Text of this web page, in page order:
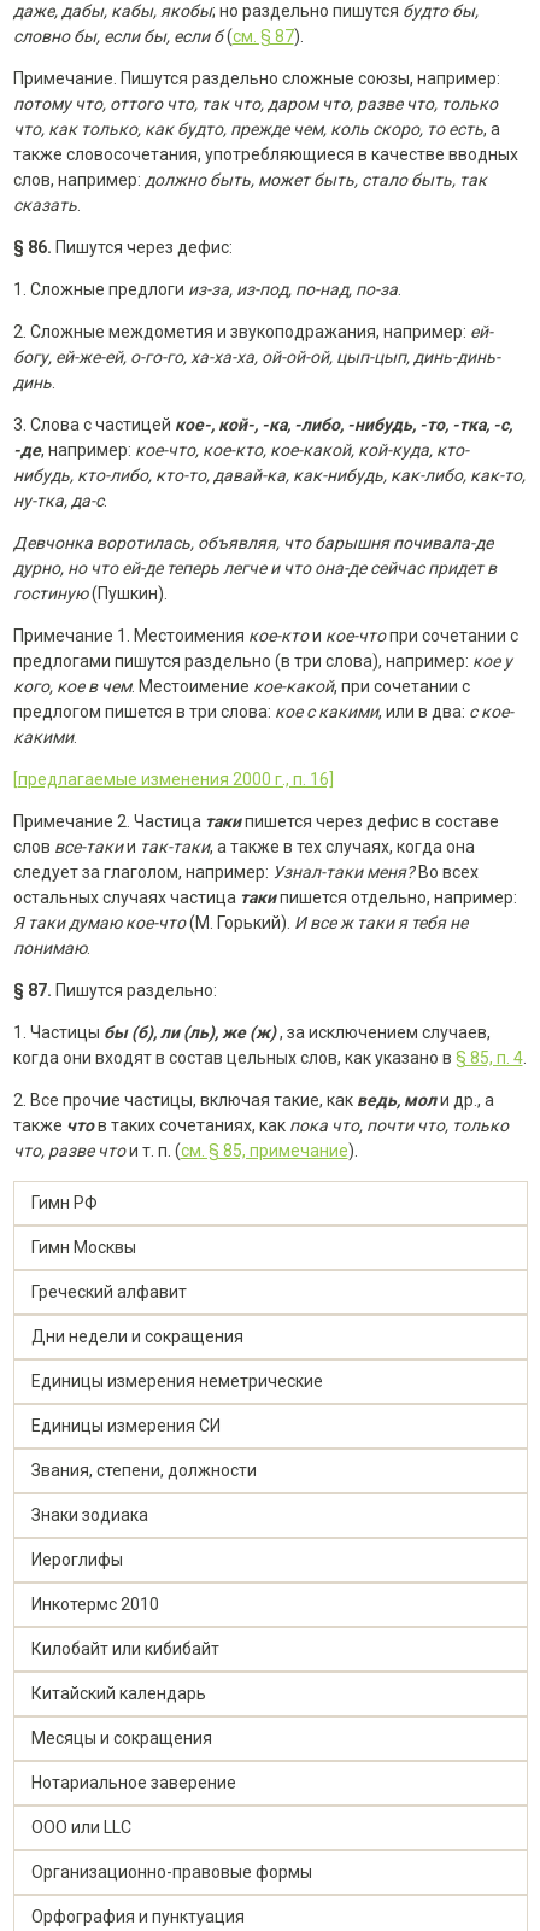
даже, дабы, кабы, якобы; но раздельно пишутся будто бы,
словно бы, если бы, если б(см. § 87).
Примечание. Пишутся раздельно сложные союзы, например:
потому что, оттого что, так что, даром что, разве что, только
что, как только, как будто, прежде чем, коль скоро, то есть, а
также словосочетания, употребляющиеся в качестве вводных
слов, например: должно быть, может быть, стало быть, так
сказать.
§ 86. Пишутся через дефис:
1. Сложные предлоги из-за, из-под, по-над, по-за.
2. Сложные междометия и звукоподражания, например: ей-
богу, ей-же-ей, о-го-го, ха-ха-ха, ой-ой-oй, цып-цып, динь-динь-
динь.
3. Слова с частицей кое-, кой-, -ка, -либо, -нибудь, -то, -тка, -с,
-де, например: кое-что, кое-кто, кое-какой, кой-куда, кто-
нибудь, кто-либо, кто-то, давай-ка, как-нибудь, как-либо, как-то,
ну-тка, да-с.
Девчонка воротилась, объявляя, что барышня почивала-де
дурно, но что ей-де теперь легче и что она-де сейчас придет в
гостиную(Пушкин).
Примечание 1. Местоимения кое-ктои кое-чтопри сочетании с
предлогами пишутся раздельно (в три слова), например: кое у
кого, кое в чем. Местоимение кое-какой, при сочетании с
предлогом пишется в три слова: кое с какими, или в два: с кое-
какими.
[предлагаемые изменения 2000 г., п. 16]
Примечание 2. Частица такипишется через дефис в составе
слов все-такии так-таки, а также в тех случаях, когда она
следует за глаголом, например: Узнал-таки меня? Во всех
остальных случаях частица такипишется отдельно, например:
Я таки думаю кое-что(М. Горький). И все ж таки я тебя не
понимаю.
§ 87. Пишутся раздельно:
1. Частицы бы (б), ли (ль), же (ж), за исключением случаев,
когда они входят в cocтав цельных слов, как указано в § 85, п. 4.
2. Все прочие частицы, включая такие, как ведь, моли др., а
также чтов таких сочетаниях, как пока что, почти что, только
что, разве чтои т. п. (см. § 85, примечание).
Гимн РФ
Гимн Москвы
Греческий алфавит
Дни недели и сокращения
Единицы измерения неметрические
Единицы измерения СИ
Звания, степени, должности
Знаки зодиака
Иероглифы
Инкотермс 2010
Килобайт или кибибайт
Китайский календарь
Месяцы и сокращения
Нотариальное заверение
ООО или LLC
Организационно-правовыe формы
Орфография и пунктуация